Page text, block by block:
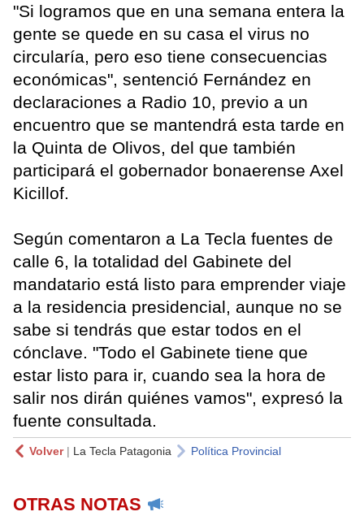
"Si logramos que en una semana entera la
gente se quede en su casa el virus no
circularía, pero eso tiene consecuencias
económicas", sentenció Fernández en
declaraciones a Radio 10, previo a un
encuentro que se mantendrá esta tarde en
la Quinta de Olivos, del que también
participará el gobernador bonaerense Axel
Kicillof.
Según comentaron a La Tecla fuentes de
calle 6, la totalidad del Gabinete del
mandatario está listo para emprender viaje
a la residencia presidencial, aunque no se
sabe si tendrás que estar todos en el
cónclave. "Todo el Gabinete tiene que
estar listo para ir, cuando sea la hora de
salir nos dirán quiénes vamos", expresó la
fuente consultada.
Volver| La Tecla Patagonia Política Provincial
OTRAS NOTAS